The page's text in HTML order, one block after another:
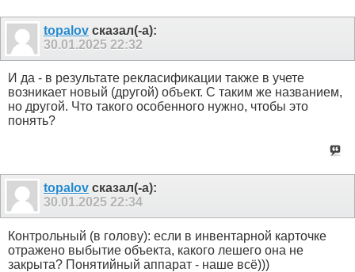
topalov сказал(-а):
30.01.2025 22:32
И да - в результате рекласификации также в учете
возникает новый (другой) объект. С таким же названием,
но другой. Что такого особенного нужно, чтобы это
понять?
topalov сказал(-а):
30.01.2025 22:34
Контрольный (в голову): если в инвентарной карточке
отражено выбытие объекта, какого лешего она не
закрыта? Понятийный аппарат - наше всё)))